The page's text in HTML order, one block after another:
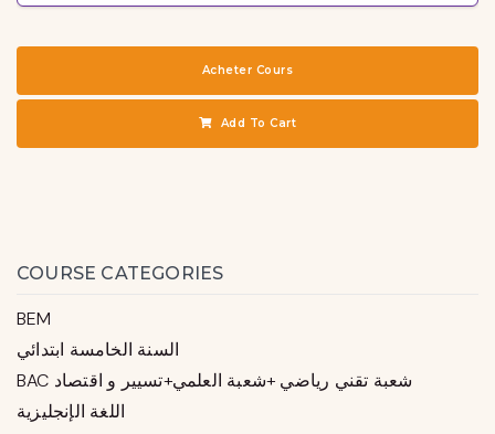
Acheter Cours
Add To Cart
COURSE CATEGORIES
BEM
السنة الخامسة ابتدائي
BAC شعبة تقني رياضي +شعبة العلمي+تسيير و اقتصاد
اللغة الإنجليزية